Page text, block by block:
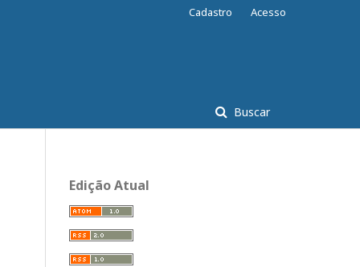
Buscar
Cadastro Acesso
Edição Atual